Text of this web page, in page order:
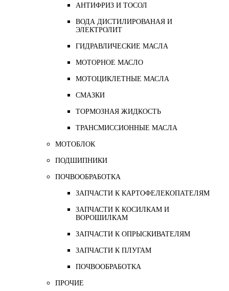
АНТИФРИЗ И ТОСОЛ
ВОДА ДИСТИЛИРОВАНАЯ И
ЭЛЕКТРОЛИТ
ГИДРАВЛИЧЕСКИЕ МАСЛА
МОТОРНОЕ МАСЛО
МОТОЦИКЛЕТНЫЕ МАСЛА
СМАЗКИ
ТОРМОЗНАЯ ЖИДКОСТЬ
ТРАНСМИССИОННЫЕ МАСЛА
МОТОБЛОК
ПОДШИПНИКИ
ПОЧВООБРАБОТКА
ЗАПЧАСТИ К КАРТОФЕЛЕКОПАТЕЛЯМ
ЗАПЧАСТИ К КОСИЛКАМ И
ВОРОШИЛКАМ
ЗАПЧАСТИ К ОПРЫСКИВАТЕЛЯМ
ЗАПЧАСТИ К ПЛУГАМ
ПОЧВООБРАБОТКА
ПРОЧИЕ